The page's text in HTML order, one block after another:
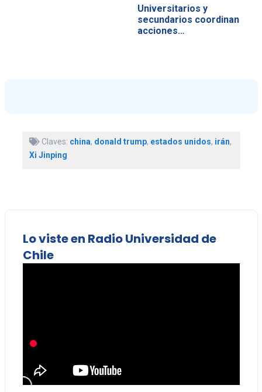
Universitarios y
secundarios coordinan
acciones…
Claves: china, donald trump, estados unidos, irán,
Xi Jinping
Lo viste en Radio Universidad de
Chile